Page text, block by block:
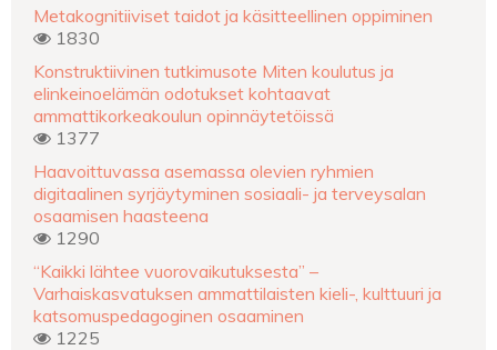
Metakognitiiviset taidot ja käsitteellinen oppiminen
1830
Konstruktiivinen tutkimusote Miten koulutus ja
elinkeinoelämän odotukset kohtaavat
ammattikorkeakoulun opinnäytetöissä
1377
Haavoittuvassa asemassa olevien ryhmien
digitaalinen syrjäytyminen sosiaali- ja terveysalan
osaamisen haasteena
1290
“Kaikki lähtee vuorovaikutuksesta” –
Varhaiskasvatuksen ammattilaisten kieli-, kulttuuri ja
katsomuspedagoginen osaaminen
1225